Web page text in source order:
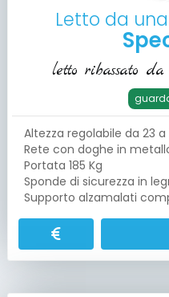
Letto da
letto ribassato
Altezza regolabile da 23
Rete con doghe in
Portata 185 Kg
Sponde di sicurezza in
Supporto alzamalati